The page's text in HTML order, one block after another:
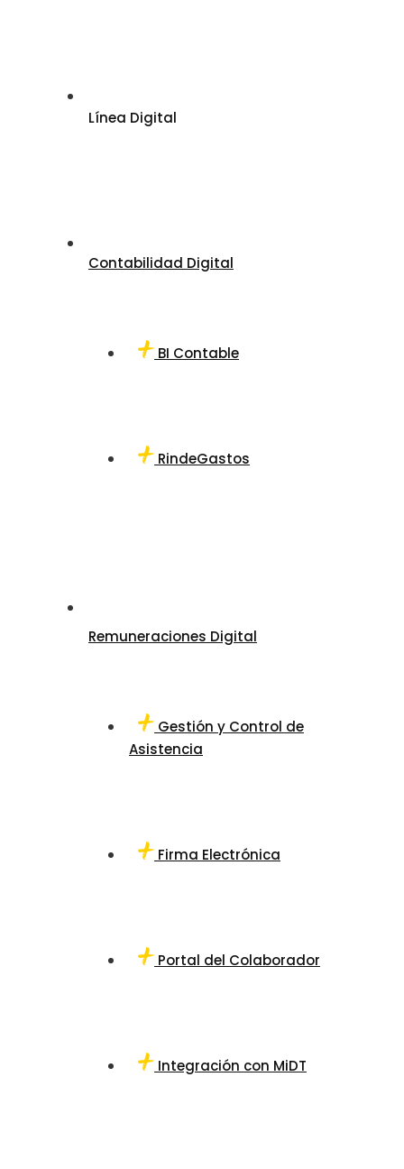
Línea Digital
Contabilidad Digital
BI Contable
RindeGastos
Remuneraciones Digital
Gestión y Control de
Asistencia
Firma Electrónica
Portal del Colaborador
Integración con MiDT